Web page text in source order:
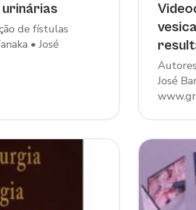
de fístulas
• José
José